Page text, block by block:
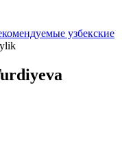
узбекские